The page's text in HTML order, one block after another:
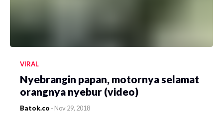
VIRAL
Nyebrangin papan, motornya selamat
orangnya nyebur (video)
Batok.co - Nov 29, 2018